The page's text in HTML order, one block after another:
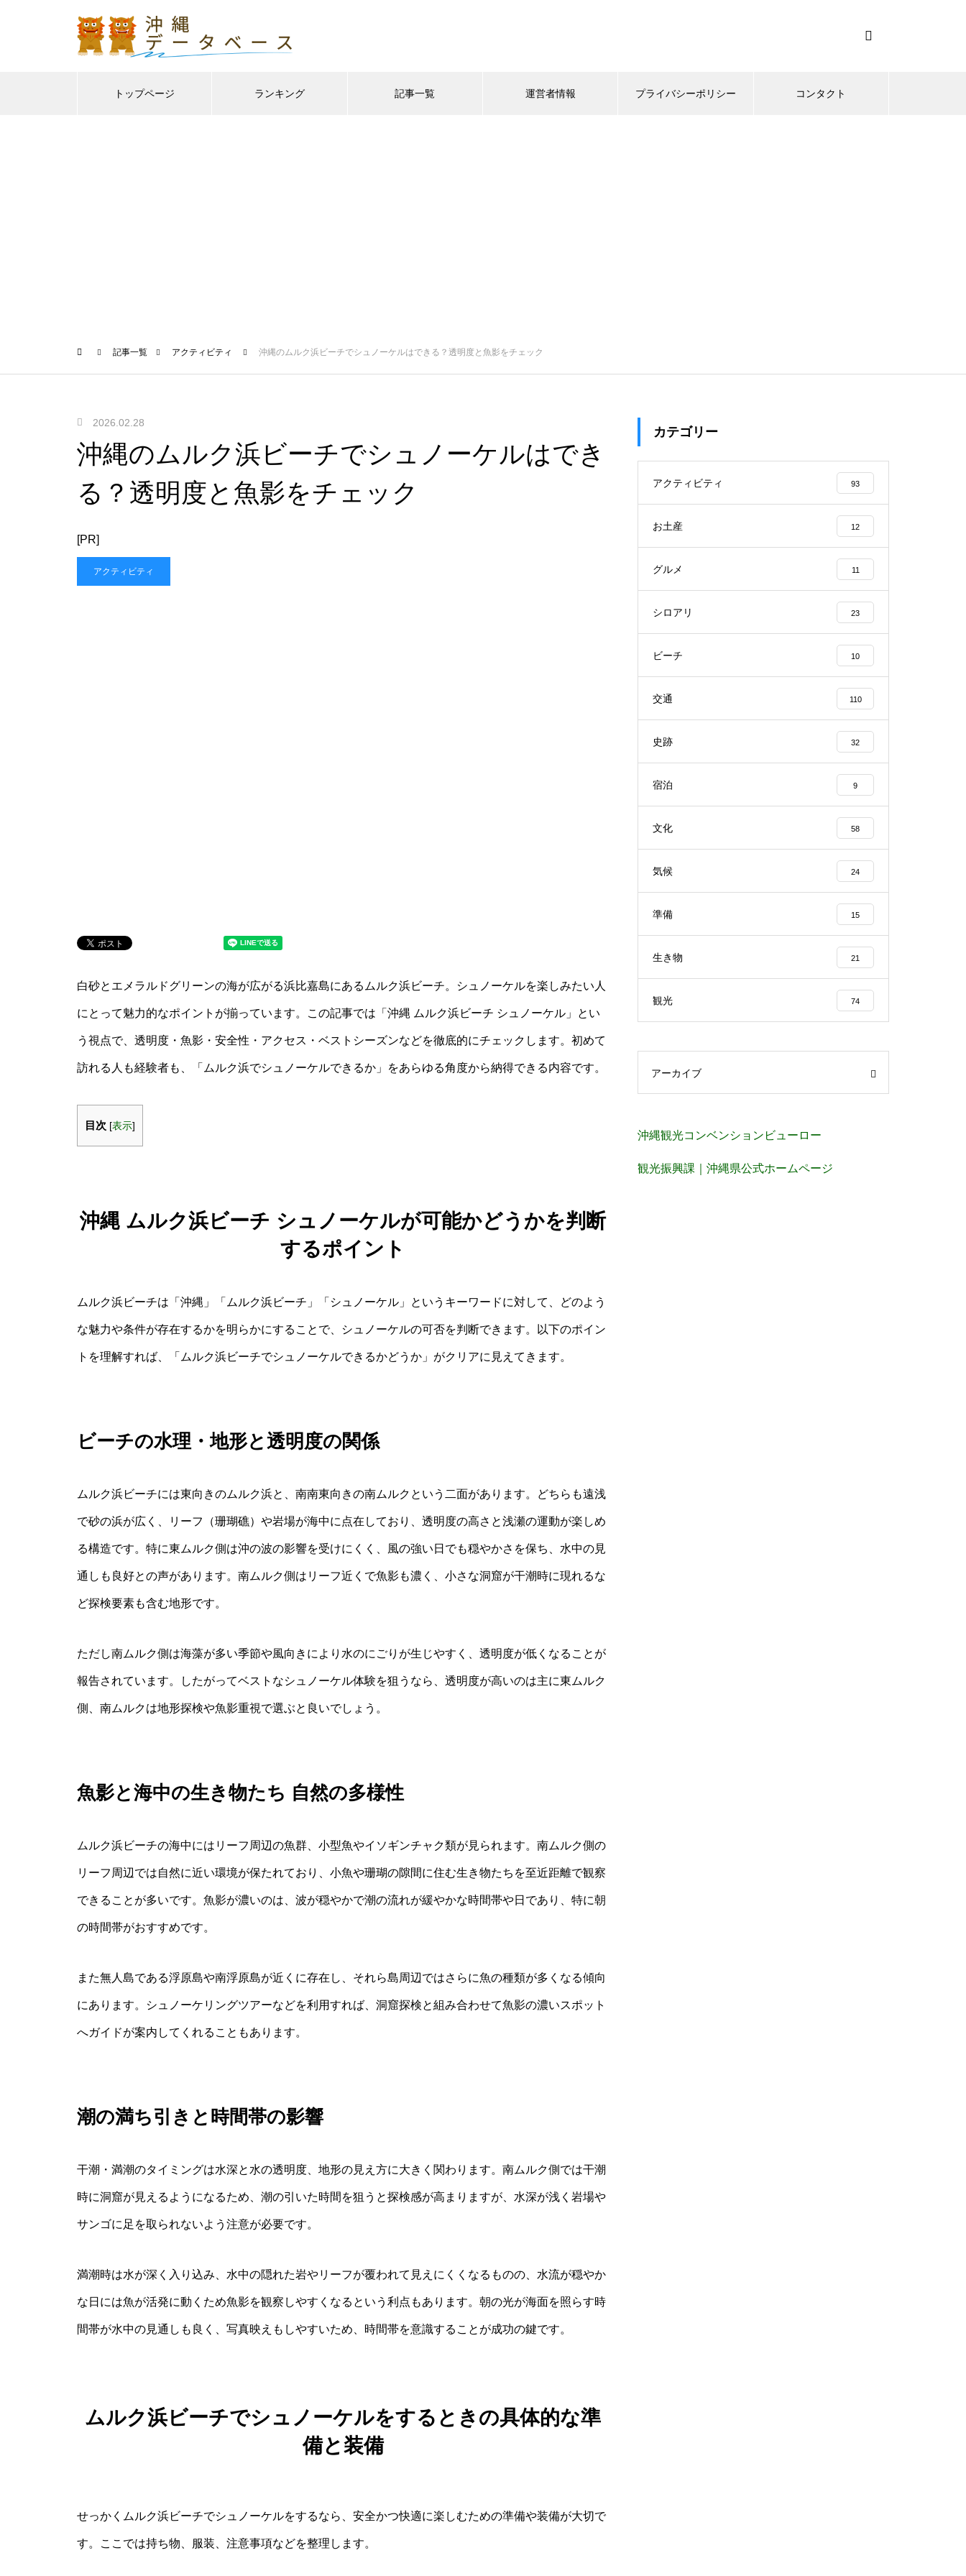
トップページ ランキング 記事一覧 運営者情報 プライバシーポリシー コンタクト
記事一覧 アクティビティ 沖縄のムルク浜ビーチでシュノーケルはできる？透明度と魚影をチェック
2026.02.28
沖縄のムルク浜ビーチでシュノーケルはでき
る？透明度と魚影をチェック
[PR]
アクティビティ
白砂とエメラルドグリーンの海が広がる浜比嘉島にあるムルク浜ビーチ。シュノーケルを楽しみたい人
にとって魅力的なポイントが揃っています。この記事では「沖縄 ムルク浜ビーチ シュノーケル」とい
う視点で、透明度・魚影・安全性・アクセス・ベストシーズンなどを徹底的にチェックします。初めて
訪れる人も経験者も、「ムルク浜でシュノーケルできるか」をあらゆる角度から納得できる内容です。
目次 [表示]
沖縄 ムルク浜ビーチ シュノーケルが可能かどうかを判断
するポイント
ムルク浜ビーチは「沖縄」「ムルク浜ビーチ」「シュノーケル」というキーワードに対して、どのよう
な魅力や条件が存在するかを明らかにすることで、シュノーケルの可否を判断できます。以下のポイン
トを理解すれば、「ムルク浜ビーチでシュノーケルできるかどうか」がクリアに見えてきます。
ビーチの水理・地形と透明度の関係
ムルク浜ビーチには東向きのムルク浜と、南南東向きの南ムルクという二面があります。どちらも遠浅
で砂の浜が広く、リーフ（珊瑚礁）や岩場が海中に点在しており、透明度の高さと浅瀬の運動が楽しめ
る構造です。特に東ムルク側は沖の波の影響を受けにくく、風の強い日でも穏やかさを保ち、水中の見
通しも良好との声があります。南ムルク側はリーフ近くで魚影も濃く、小さな洞窟が干潮時に現れるな
ど探検要素も含む地形です。
ただし南ムルク側は海藻が多い季節や風向きにより水のにごりが生じやすく、透明度が低くなることが
報告されています。したがってベストなシュノーケル体験を狙うなら、透明度が高いのは主に東ムルク
側、南ムルクは地形探検や魚影重視で選ぶと良いでしょう。
魚影と海中の生き物たち 自然の多様性
ムルク浜ビーチの海中にはリーフ周辺の魚群、小型魚やイソギンチャク類が見られます。南ムルク側の
リーフ周辺では自然に近い環境が保たれており、小魚や珊瑚の隙間に住む生き物たちを至近距離で観察
できることが多いです。魚影が濃いのは、波が穏やかで潮の流れが緩やかな時間帯や日であり、特に朝
の時間帯がおすすめです。
また無人島である浮原島や南浮原島が近くに存在し、それら島周辺ではさらに魚の種類が多くなる傾向
にあります。シュノーケリングツアーなどを利用すれば、洞窟探検と組み合わせて魚影の濃いスポット
へガイドが案内してくれることもあります。
潮の満ち引きと時間帯の影響
干潮・満潮のタイミングは水深と水の透明度、地形の見え方に大きく関わります。南ムルク側では干潮
時に洞窟が見えるようになるため、潮の引いた時間を狙うと探検感が高まりますが、水深が浅く岩場や
サンゴに足を取られないよう注意が必要です。
満潮時は水が深く入り込み、水中の隠れた岩やリーフが覆われて見えにくくなるものの、水流が穏やか
な日には魚が活発に動くため魚影を観察しやすくなるという利点もあります。朝の光が海面を照らす時
間帯が水中の見通しも良く、写真映えもしやすいため、時間帯を意識することが成功の鍵です。
ムルク浜ビーチでシュノーケルをするときの具体的な準
備と装備
せっかくムルク浜ビーチでシュノーケルをするなら、安全かつ快適に楽しむための準備や装備が大切で
す。ここでは持ち物、服装、注意事項などを整理します。
カテゴリー
アクティビティ 93
お土産 12
グルメ 11
シロアリ 23
ビーチ 10
交通 110
史跡 32
宿泊 9
文化 58
気候 24
準備 15
生き物 21
観光 74
アーカイブ
沖縄観光コンベンションビューロー
観光振興課｜沖縄県公式ホームページ